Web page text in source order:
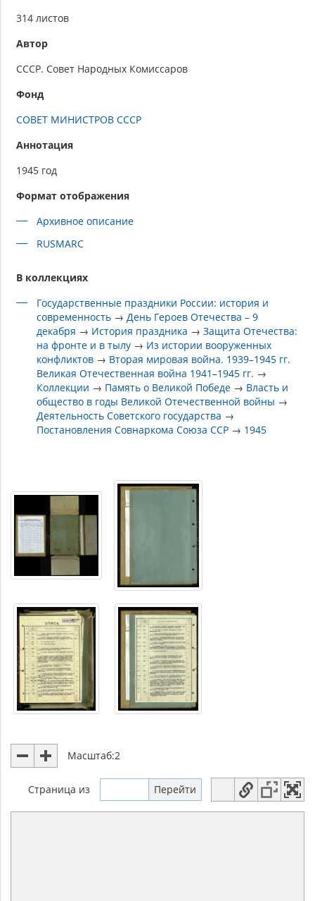
314 листов
Автор
СССР. Совет Народных Комиссаров
Фонд
СОВЕТ МИНИСТРОВ СССР
Аннотация
1945 год
Формат отображения
Архивное описание
RUSMARC
В коллекциях
Государственные праздники России: история и
современность → День Героев Отечества – 9
декабря → История праздника →Защита Отечества:
на фронте и в тылу → Из истории вооруженных
конфликтов → Вторая мировая война. 1939–1945 гг.
Великая Отечественная война 1941–1945 гг. →
Коллекции → Память о Великой Победе → Власть и
общество в годы Великой Отечественной войны →
Деятельность Советского государства →
Постановления Совнаркома Союза ССР → 1945
Масштаб:2
Страница из